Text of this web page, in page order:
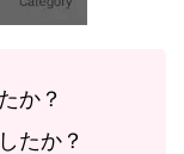
か？
たか？